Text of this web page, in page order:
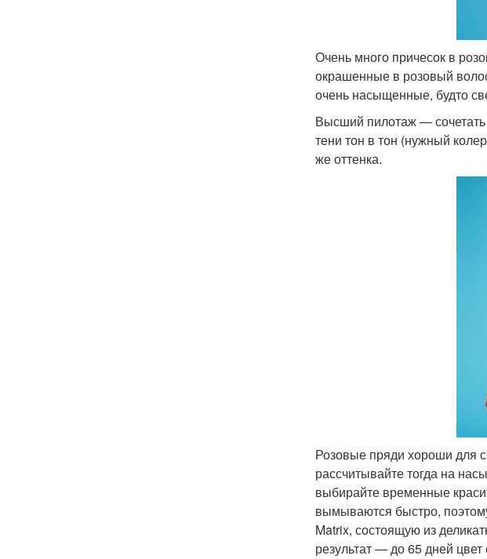
Очень много причесок в
окрашенные в розовый
очень насыщенные, будто
Высший пилотаж — сочетать
тени тон в тон (нужный
же оттенка.
Розовые пряди хороши для
рассчитывайте тогда на
выбирайте временные
вымываются быстро,
Matrix, состоящую из
результат — до 65 дней